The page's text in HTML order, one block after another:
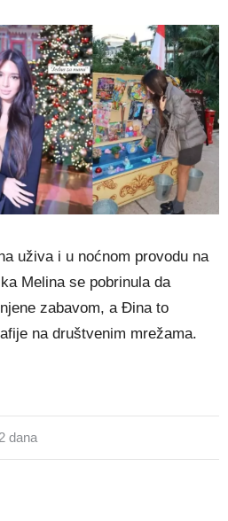
uživa i u noćnom provodu na
Melina se pobrinula da
zabavom, a Đina to
na društvenim mrežama.
dana